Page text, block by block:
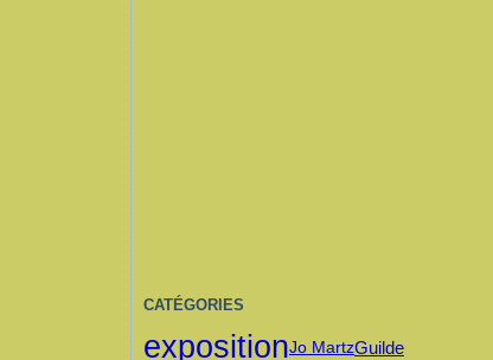
CATÉGORIES
expositionJo MartzGuilde